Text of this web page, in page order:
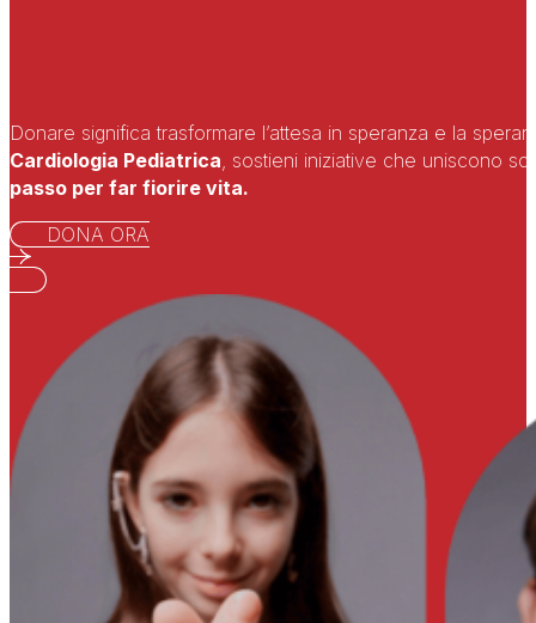
Donare significa trasformare l’attesa in speranza e la
Cardiologia Pediatrica, sostieni iniziative che uniscono
passo per far fiorire vita.
DONA ORA